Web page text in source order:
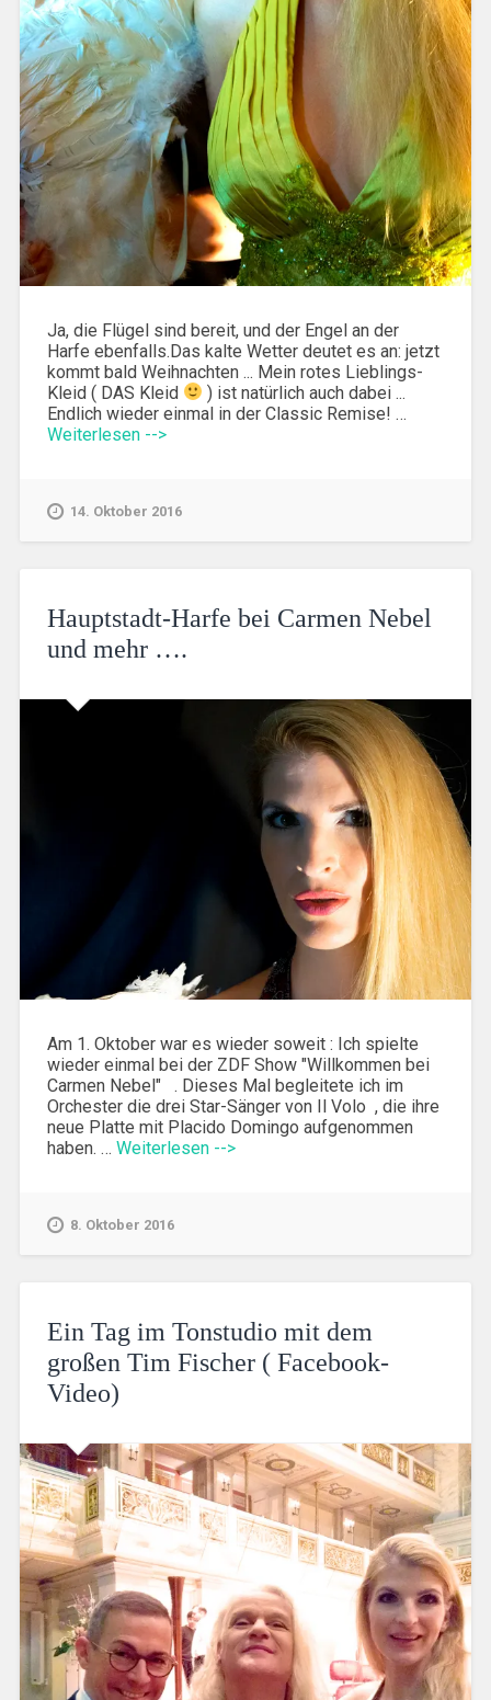
Ja, die Flügel sind bereit, und der Engel an der
Harfe ebenfalls.Das kalte Wetter deutet es an: jetzt
kommt bald Weihnachten ... Mein rotes Lieblings-
Kleid ( DAS Kleid
) ist natürlich auch dabei ...
Endlich wieder einmal in der Classic Remise! …
Weiterlesen -->
14. Oktober 2016
Hauptstadt-Harfe bei Carmen Nebel
und mehr ….
Am 1. Oktober war es wieder soweit : Ich spielte
wieder einmal bei der ZDF Show "Willkommen bei
Carmen Nebel" . Dieses Mal begleitete ich im
Orchester die drei Star-Sänger von Il Volo , die ihre
neue Platte mit Placido Domingo aufgenommen
haben. … Weiterlesen -->
8. Oktober 2016
Ein Tag im Tonstudio mit dem
großen Tim Fischer ( Facebook-
Video)